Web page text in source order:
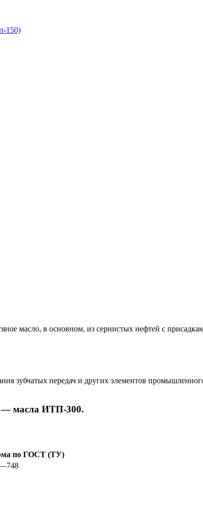
150)
масло, в основном, из сернистых нефтей с
зубчатых передач и других элементов
— масла ИТП-300.
по ГОСТ (ТУ)